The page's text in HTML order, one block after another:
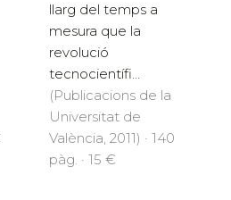
llarg del temps a
mesura que la
revolució
tecnocientífi...
(Publicacions de la
Universitat de
València, 2011) · 140
pàg. · 15 €